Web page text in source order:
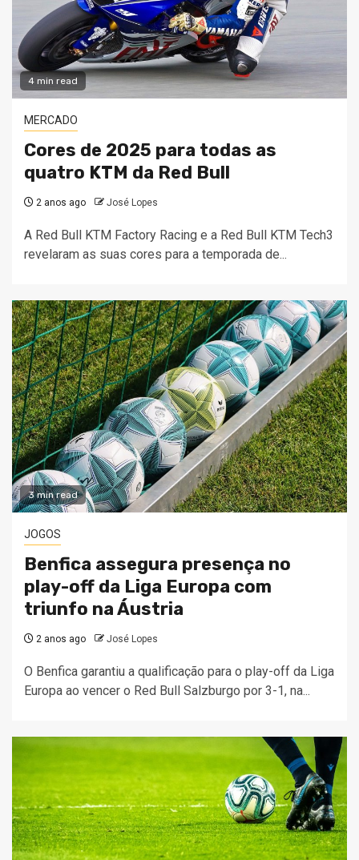
4 min read
MERCADO
Cores de 2025 para todas as
quatro KTM da Red Bull
2 anos ago José Lopes
A Red Bull KTM Factory Racing e a Red Bull KTM Tech3
revelaram as suas cores para a temporada de...
3 min read
JOGOS
Benfica assegura presença no
play-off da Liga Europa com
triunfo na Áustria
2 anos ago José Lopes
O Benfica garantiu a qualificação para o play-off da Liga
Europa ao vencer o Red Bull Salzburgo por 3-1, na...